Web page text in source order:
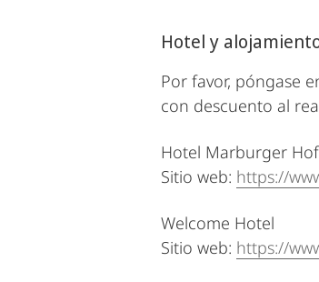
Hotel y
Por favor, póngase
con descuento al
Hotel Marburger Hof
Sitio web: https://
Welcome Hotel
Sitio web: https://